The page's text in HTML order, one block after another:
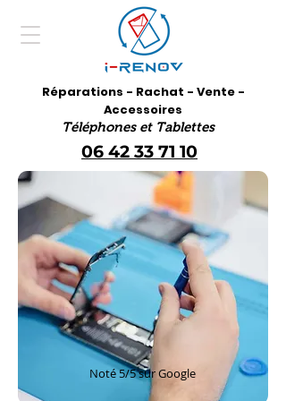
Réparations - Rachat - Vente -
Accessoires
Téléphones et Tablettes
06 42 33 71 10
Noté 5/5 sur Google